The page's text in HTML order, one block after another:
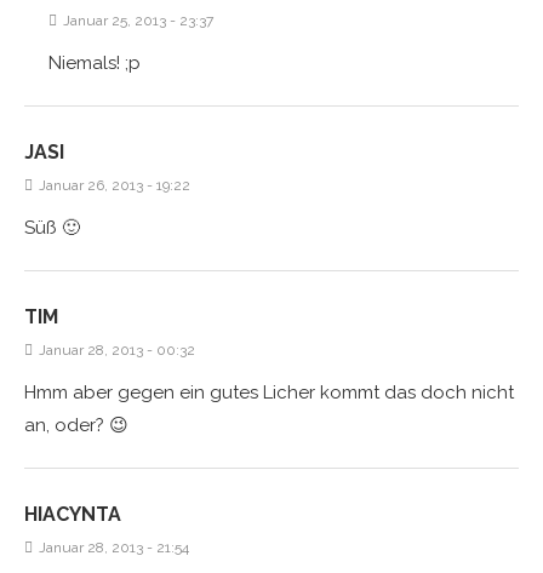
Januar 25, 2013 - 23:37
Niemals! ;p
JASI
Januar 26, 2013 - 19:22
Süß 🙂
TIM
Januar 28, 2013 - 00:32
Hmm aber gegen ein gutes Licher kommt das doch nicht
an, oder? 😉
HIACYNTA
Januar 28, 2013 - 21:54